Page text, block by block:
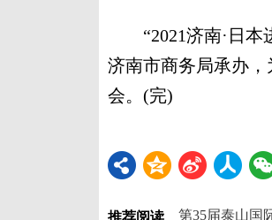
“2021济南·日本
济南市商务局承办
会。(完)
推荐阅读 第35届泰山国